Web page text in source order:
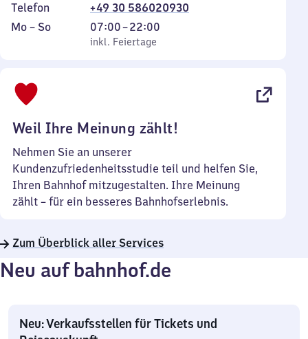
Telefon
+49 30 586020930
Montag
Mo – So,
inkl. Feiertage
07:00–22:00
Von
7
inkl. Feiertage
Weil Ihre Meinung zählt!
Nehmen Sie an unserer
Kundenzufriedenheitsstudie teil und helfen Sie,
Ihren Bahnhof mitzugestalten. Ihre Meinung
zählt – für ein besseres Bahnhofserlebnis.
Zum Überblick aller Services
Neu auf bahnhof.de
Neu: Verkaufsstellen für Tickets und